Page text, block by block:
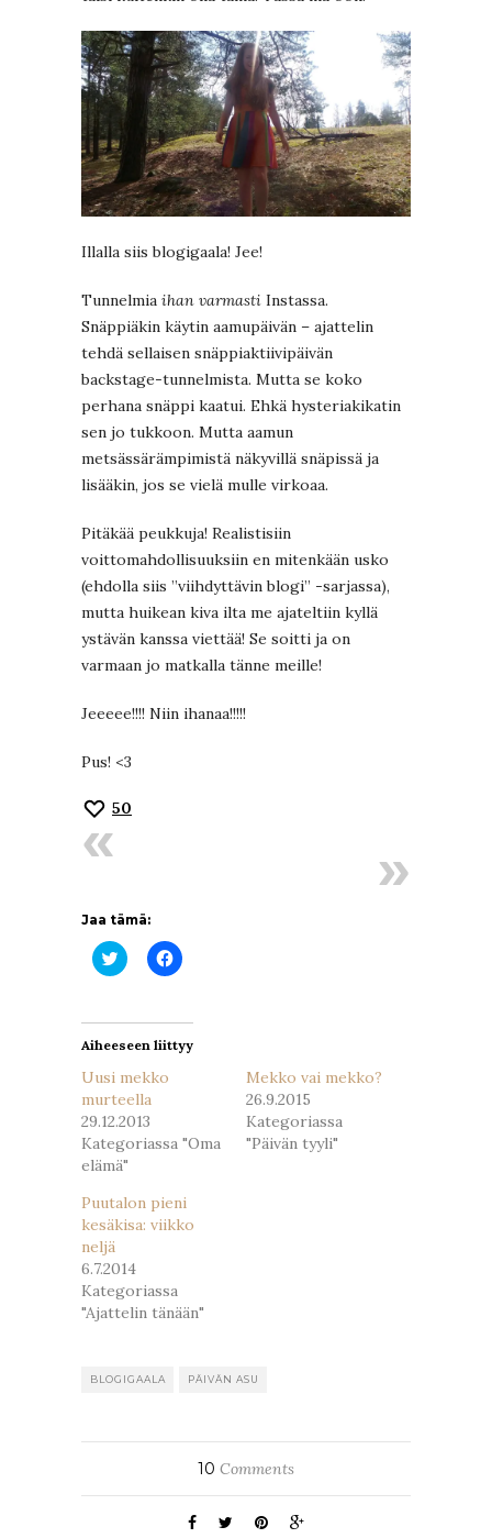
Illalla siis blogigaala! Jee!
Tunnelmia ihan varmasti Instassa.
Snäppiäkin käytin aamupäivän – ajattelin
tehdä sellaisen snäppiaktiivipäivän
backstage-tunnelmista. Mutta se koko
perhana snäppi kaatui. Ehkä hysteriakikatin
sen jo tukkoon. Mutta aamun
metsässärämpimistä näkyvillä snäpissä ja
lisääkin, jos se vielä mulle virkoaa.
Pitäkää peukkuja! Realistisiin
voittomahdollisuuksiin en mitenkään usko
(ehdolla siis ”viihdyttävin blogi” -sarjassa),
mutta huikean kiva ilta me ajateltiin kyllä
ystävän kanssa viettää! Se soitti ja on
varmaan jo matkalla tänne meille!
Jeeeee!!!! Niin ihanaa!!!!!
Pus! <3
50
Jaa tämä:
Jaa
Twitterissä(Avautuu
Jaa
Facebookissa(Avautuu
Aiheeseen liittyy
Uusi mekko
murteella
29.12.2013
Kategoriassa "Oma
elämä"
Mekko vai mekko?
26.9.2015
Kategoriassa
"Päivän tyyli"
Puutalon pieni
kesäkisa: viikko
neljä
6.7.2014
Kategoriassa
"Ajattelin tänään"
BLOGIGAALA PÄIVÄN ASU
10 Comments